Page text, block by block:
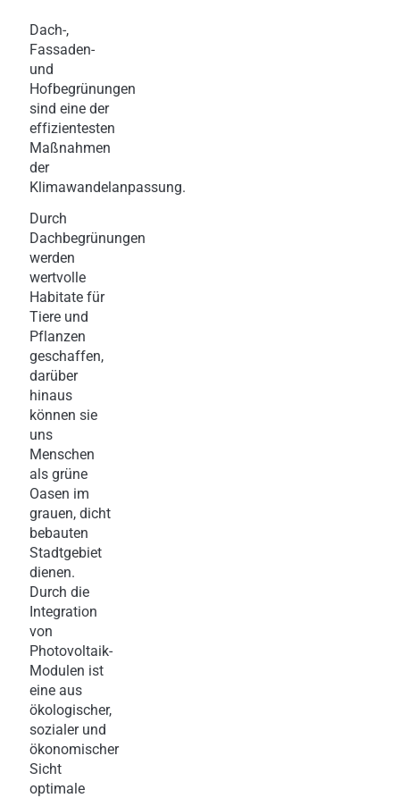
Dach-,
Fassaden-
und
Hofbegrünungen
sind eine der
effizientesten
Maßnahmen
der
Klimawandelanpassung.
Durch
Dachbegrünungen
werden
wertvolle
Habitate für
Tiere und
Pflanzen
geschaffen,
darüber
hinaus
können sie
uns
Menschen
als grüne
Oasen im
grauen, dicht
bebauten
Stadtgebiet
dienen.
Durch die
Integration
von
Photovoltaik-
Modulen ist
eine aus
ökologischer,
sozialer und
ökonomischer
Sicht
optimale